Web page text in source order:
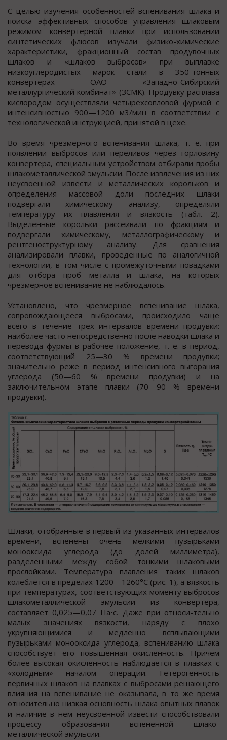
С целью изучения особенностей вспенивания шлака и
поиска эффективных способов управления шлаковым
режимом конвертерной плавки при использовании
синтетических флюсов изучали физико-химические
характеристики, фракционный состав продувочных
шлаков и «шлаков выбросов» при выплавке
низкоуглеродистых марок стали в 350-тонных
конвертерах ОАО «Западно-Сибирский
металлургический комбинат» (ЗСМК). Продувку расплава
кислородом осуществляли четырехсопловой фурмой с
интенсивностью 900—1200 м3/мин в соответствии с
технологической инструкцией, принятой в цехе.
Во время чрезмерного вспенивания шлака, т. е. при
появлении выбросов или переливов через горловину
конвертера, специальным устройством отбирали пробы
шлакометаллической эмульсии. После извлечения из них
неусвоенной извести и металлических корольков и
определения массовой доли последних шлаки
подвергали химическому анализу, определяли
температуру их плавления и вязкость (табл. 2).
Выделенные корольки рассеивали по фракциям и
подвергали химическому, металлографическому и
рентгеноструктурному анализу. Для сравнения
анализировали плавки, проведенные по аналогичной
технологии, в том числе с промежуточными повадками
для отбора проб металла и шлака, на которых
чрезмерное вспенивание не наблюдалось.
Установлено, что чрезмерное вспенивание шлака,
сопровождающееся выбросами, происходило чаще
всего в течение трех интервалов времени продувки:
наиболее часто непосредственно после наводки шлака и
перевода фурмы в рабочее положение, т. е. в период,
соответствующий 25—30 % времени продувки;
значительно реже в период интенсивного выгорания
углерода (50—60 % времени продувки) и на
заключительном этапе плавки (70—90 % времени
продувки).
Шлаки, отобранные в первый из указанных интервалов
времени, вспенены очень мелкими пузырьками
монооксида углерода (до долей миллиметра),
разделенными между собой тонкими шлаковыми
прослойками. Температура плавления таких шлаков
колеблется в пределах 1200—1260°С (рис. 1), а вязкость
при температурах, соответствующих моменту выбросов
шлакометаллической эмульсии из конвертера,
составляет 0,025—0,07 Па•с. Даже при относи-тельно
малых значениях вязкости, наряду с плохо
укрупняющимися и медленно всплывающими
пузырьками монооксида углерода, вспениванию шлака
способствует его повышенная окисленность. Причем
более высокая окисленность наблюдается в плавках с
«холодным» началом операции. Гетерогенность
первичных шлаков на плавках с выбросами решающего
влияния на вспенивание не оказывала, в то же время
относительно низкая основность шлака опытных плавок
и наличие в нем неусвоенной извести способствовали
процессу образования вспененной шлако-
металлической эмульсии.